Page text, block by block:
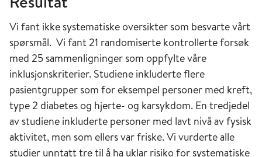
Vi fant ikke systematiske oversikter som besvarte vårt
spørsmål. Vi fant 21 randomiserte kontrollerte forsøk
med 25 sammenligninger som oppfylte våre
inklusjonskriterier. Studiene inkluderte flere
pasientgrupper som for eksempel personer med kreft,
type 2 diabetes og hjerte- og karsykdom. En tredjedel
av studiene inkluderte personer med lavt nivå av fysisk
aktivitet, men som ellers var friske. Vi vurderte alle
studier unntatt tre til å ha uklar risiko for systematiske